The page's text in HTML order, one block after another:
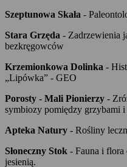
Szeptunowa Skała -
Stara Grzęda - Zadrzewienia
bezkręgowców
Krzemionkowa Dolinka -
„Lipówka” - GEO
Porosty - Mali Pionierzy -
symbiozy pomiędzy grzybami
Apteka Natury - Rośliny
Słoneczny Stok - Fauna i flora
jesienią.